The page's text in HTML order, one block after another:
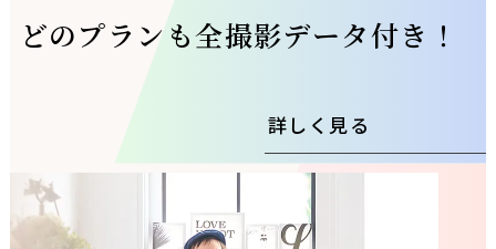
どのプランも全撮影データ付き！
詳しく見る